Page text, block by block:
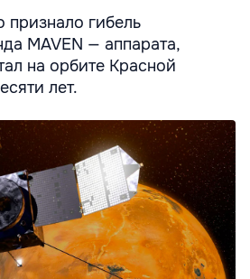
признало гибель
MAVEN — аппарата,
на орбите Красной
лет.